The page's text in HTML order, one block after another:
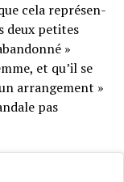
cela repré­sen­
deux petites
»
et qu’il se
arran­ge­ment »
pas